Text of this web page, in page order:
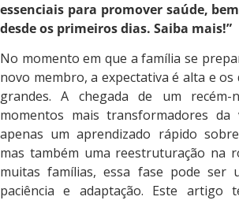
essenciais para promover saúde,
desde os primeiros dias. Saiba mais!”
No momento em que a família se
novo membro, a expectativa é alta e
grandes. A chegada de um
momentos mais transformadores da
apenas um aprendizado rápido
mas também uma reestruturação na
muitas famílias, essa fase pode ser
paciência e adaptação. Este artigo